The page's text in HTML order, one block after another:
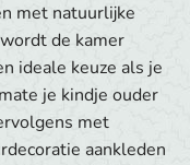
met natuurlijke
de kamer
ideale keuze als je
je kindje ouder
met
aankleden